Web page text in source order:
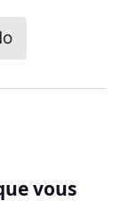
vous